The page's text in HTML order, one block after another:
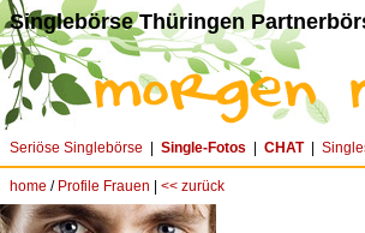
Singlebörse Thüringen
Seriöse Singlebörse Single-Fotos CHAT|
home / Profile Frauen << zurück